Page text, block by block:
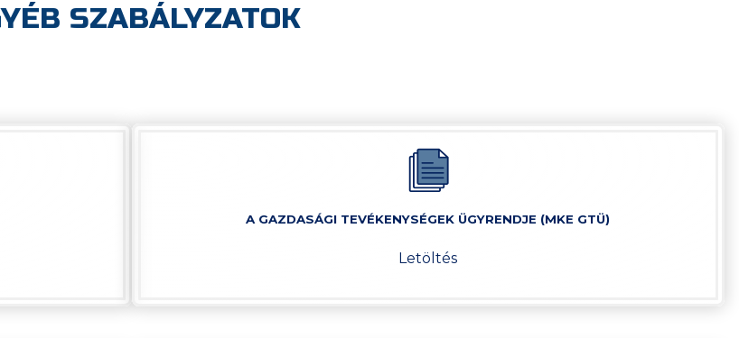
SZABÁLYZATOK
A GAZDASÁGI TEVÉKENYSÉGEK ÜGYRENDJE (MKE GTÜ)
Letöltés